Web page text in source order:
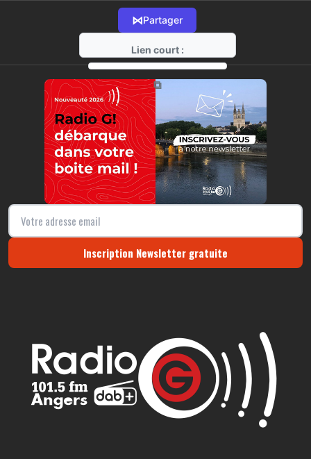
⋈Partager
Lien court :
https://radio-g.fr?r269
⧉
Inscription Newsletter gratuite